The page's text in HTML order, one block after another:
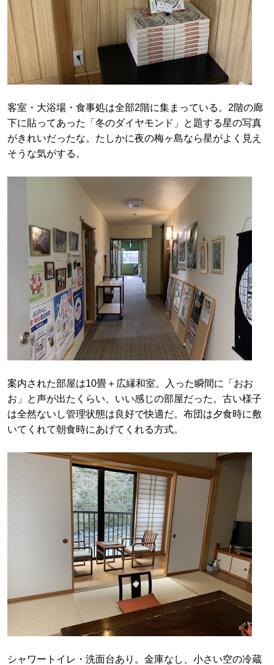
客室・大浴場・食事処は全部2階に集まっている。2階の廊
下に貼ってあった「冬のダイヤモンド」と題する星の写真
がきれいだったな。たしかに夜の梅ヶ島なら星がよく見え
そうな気がする。
案内された部屋は10畳＋広縁和室。入った瞬間に「おお
お」と声が出たくらい、いい感じの部屋だった。古い様子
は全然ないし管理状態は良好で快適だ。布団は夕食時に敷
いてくれて朝食時にあげてくれる方式。
シャワートイレ・洗面台あり。金庫なし、小さい空の冷蔵